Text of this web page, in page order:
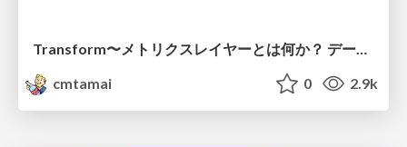
cmtamai
0 2.9k